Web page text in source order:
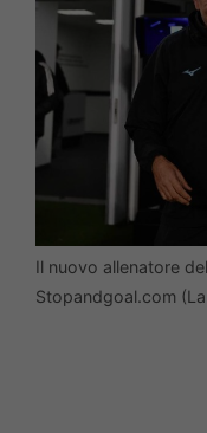
Il nuovo allenatore
Stopandgoal.com (La